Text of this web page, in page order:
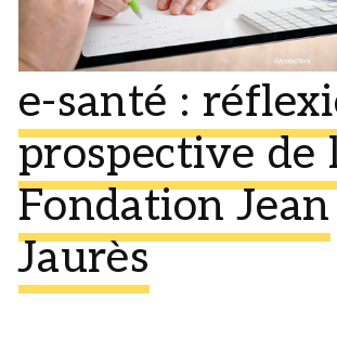
e-santé :
prospective de
Fondation Jean
Jaurès